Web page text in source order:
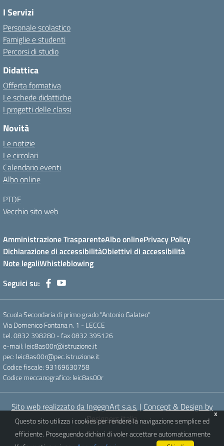
I Servizi
Personale scolastico
Famiglie e studenti
Percorsi di studio
Didattica
Offerta formativa
Le schede didattiche
I progetti delle classi
Novità
Le notizie
Le circolari
Calendario eventi
Albo online
PTOF
Vecchio sito web
Amministrazione TrasparenteAlbo onlinePrivacy Policy
Dichiarazione di accessibilitàObiettivi di accessibilità
Note legaliWhistleblowing
Seguici su:
Scuola Secondaria di primo grado "Antonio Galateo"
Via Domenico Fontana n. 1 - LECCE
tel. 0832 398280 - fax 0832 395126
e-mail: leic8as00r@istruzione.it
pec: leic8as00r@pec.istruzione.it
Codice fiscale: 93169630758
Codice meccanografico: leic8as00r
Sito web realizzato da IngegnArt s.a.s.| Concept & Design by
Designers Italia
x
Questo sito utilizza i cookies per rendere la navigazione semplice ed
efficiente. Proseguendo dichiari di voler accettare automaticamente